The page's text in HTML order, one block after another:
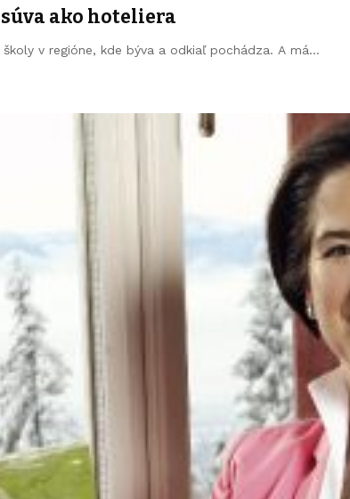
ako hoteliera
v regióne, kde býva a odkiaľ pochádza. A má…